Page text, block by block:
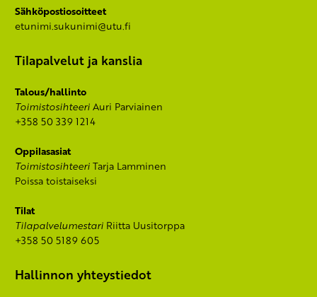
Sähköpostiosoitteet
etunimi.sukunimi@utu.fi
Tilapalvelut ja kanslia
Talous/hallinto
ToimistosihteeriAuri Parviainen
+358 50 339 1214
Oppilasasiat
ToimistosihteeriTarja Lamminen
Poissa toistaiseksi
Tilat
Tilapalvelumestari Riitta Uusitorppa
+358 50 5189 605
Hallinnon yhteystiedot